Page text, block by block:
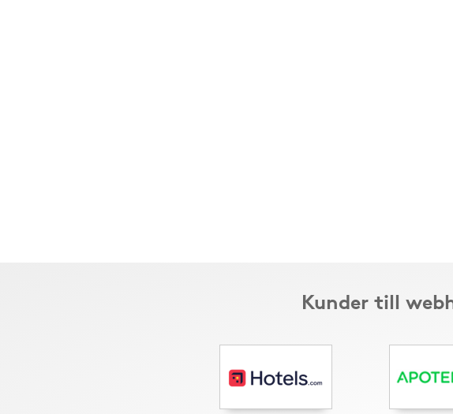
Kunder till